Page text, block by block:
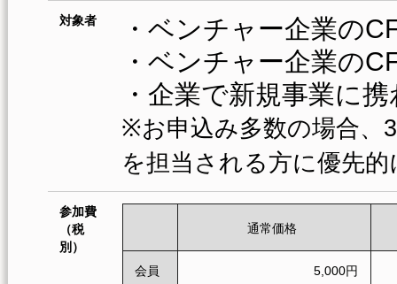
対象者
・ベンチャー企業の
・ベンチャー企業の
・企業で新規事業に
※お申込み多数の場合、
を担当される方に優先
参加費
（税
別）
通常価格
会員 5,000円